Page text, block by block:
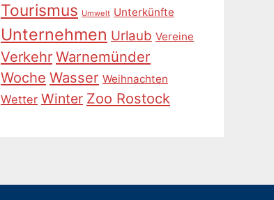
Tourismus Umwelt Unterkünfte
Unternehmen Urlaub Vereine
Verkehr Warnemünder
Woche Wasser Weihnachten
Wetter Winter Zoo Rostock